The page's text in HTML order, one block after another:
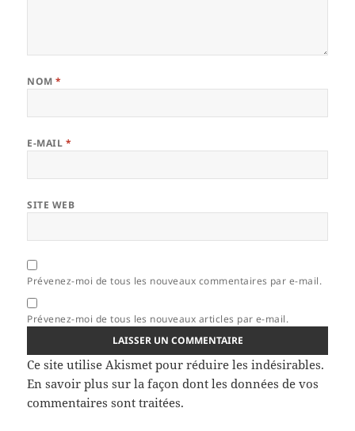
NOM*
E-MAIL *
SITE WEB
Prévenez-moi de tous les nouveaux commentaires par e-mail.
Prévenez-moi de tous les nouveaux articles par e-mail.
Ce site utilise Akismet pour réduire les indésirables.
En savoir plus sur la façon dont les données de vos
commentaires sont traitées.